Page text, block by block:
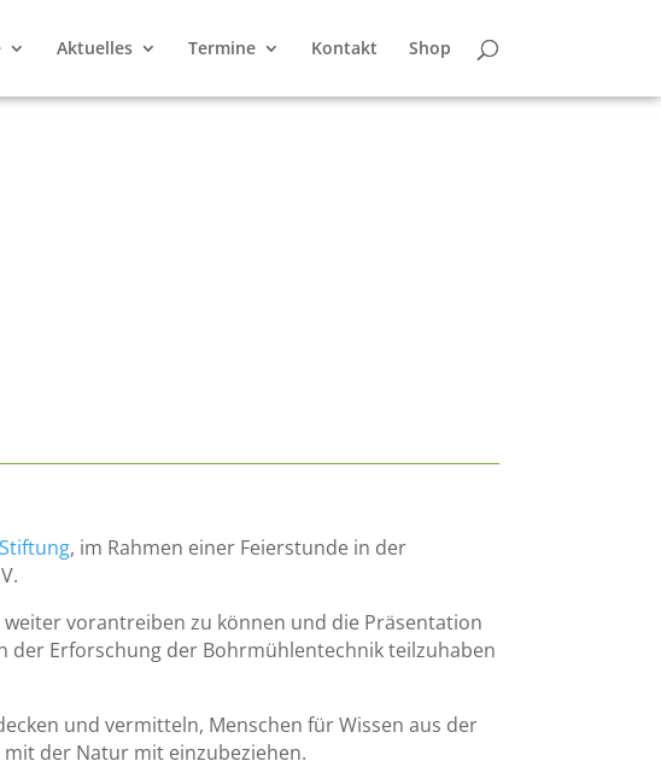
Aktuelles Termine Kontakt Shop
, im Rahmen einer Feierstunde in der
vorantreiben zu können und die Präsentation
der Erforschung der Bohrmühlentechnik teilzuhaben
und vermitteln, Menschen für Wissen aus der
der Natur mit einzubeziehen.